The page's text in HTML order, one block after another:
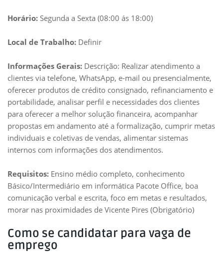
Horário: Segunda a Sexta (08:00 ás 18:00)
Local de Trabalho: Definir
Informações Gerais: Descrição: Realizar atendimento a
clientes via telefone, WhatsApp, e-mail ou presencialmente,
oferecer produtos de crédito consignado, refinanciamento e
portabilidade, analisar perfil e necessidades dos clientes
para oferecer a melhor solução financeira, acompanhar
propostas em andamento até a formalização, cumprir metas
individuais e coletivas de vendas, alimentar sistemas
internos com informações dos atendimentos.
Requisitos: Ensino médio completo, conhecimento
Básico/Intermediário em informática Pacote Office, boa
comunicação verbal e escrita, foco em metas e resultados,
morar nas proximidades de Vicente Pires (Obrigatório)
Como se candidatar para vaga de
emprego